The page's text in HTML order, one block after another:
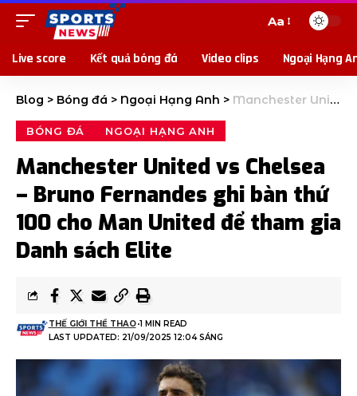
Aa
Live score Kết quả bóng đá Video clips Ngoại Hạng
Blog > Bóng đá > Ngoại Hạng Anh > Manchester United vs Chelsea – Bruno Fernandes ghi bàn thứ 100 cho Man United để tham gia Danh sách Elite
BÓNG ĐÁ NGOẠI HẠNG ANH
Manchester United vs Chelsea
– Bruno Fernandes ghi bàn thứ
100 cho Man United để tham gia
Danh sách Elite
LAST UPDATED: 21/09/2025 12:04 SÁNG
THẾ GIỚI THỂ THAO 1 MIN READ